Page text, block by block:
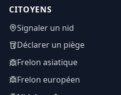
CITOYENS
Signaler un nid
Déclarer un piège
Frelon asiatique
Frelon européen